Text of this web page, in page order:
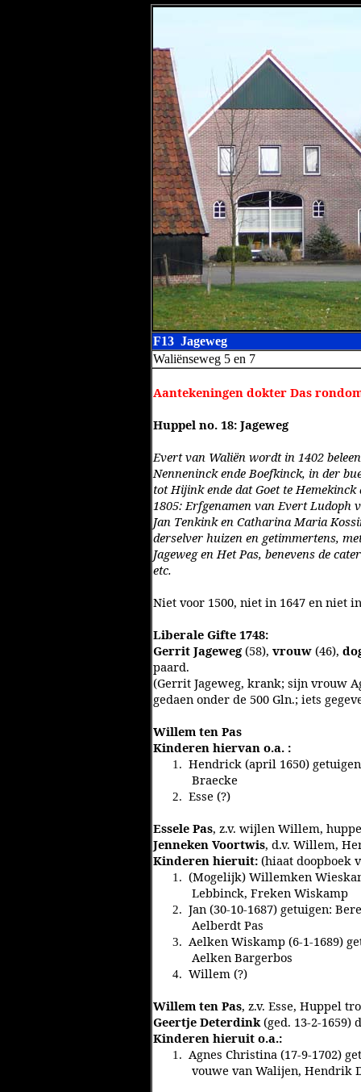
F13 Jageweg
Waliënseweg 5 en 7
Aantekeningen dokter Das
Huppel no. 18: Jageweg
Evert van Waliën wordt in 1402
Nenneninck ende Boefkinck, in der
tot Hijink ende dat Goet te Hemekinck
1805: Erfgenamen van Evert Ludoph
Jan Tenkink en Catharina Maria
derselver huizen en getimmertens,
Jageweg en Het Pas, benevens de
etc.
Niet voor 1500, niet in 1647 en niet
Liberale Gifte 1748:
Gerrit Jageweg (58), vrouw (46),
paard.
(Gerrit Jageweg, krank; sijn vrouw
gedaen onder de 500 Gln.; iets
Willem ten Pas
Kinderen hiervan o.a. :
1. Hendrick (april 1650)
Braecke
2. Esse (?)
Essele Pas, z.v. wijlen Willem,
Jenneken Voortwis, d.v. Willem,
Kinderen hieruit: (hiaat doopboek
1. (Mogelijk) Willemken
Lebbinck, Freken Wiskamp
2. Jan (30-10-1687) getuigen:
Aelberdt Pas
3. Aelken Wiskamp (6-1-1689)
Aelken Bargerbos
4. Willem (?)
Willem ten Pas, z.v. Esse, Huppel
Geertje Deterdink(ged. 13-2-1659)
Kinderen hieruit o.a.:
1. Agnes Christina (17-9-1702)
vouwe van Walijen, Hendrik